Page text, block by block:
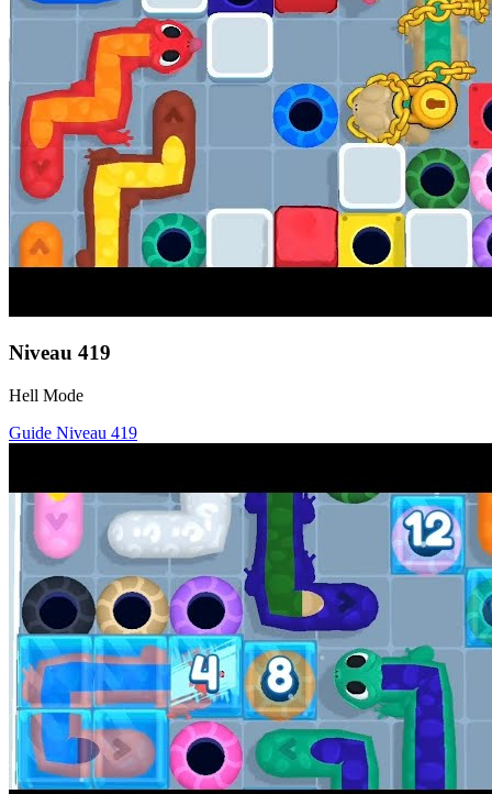
Niveau 419
Hell Mode
Guide Niveau 419